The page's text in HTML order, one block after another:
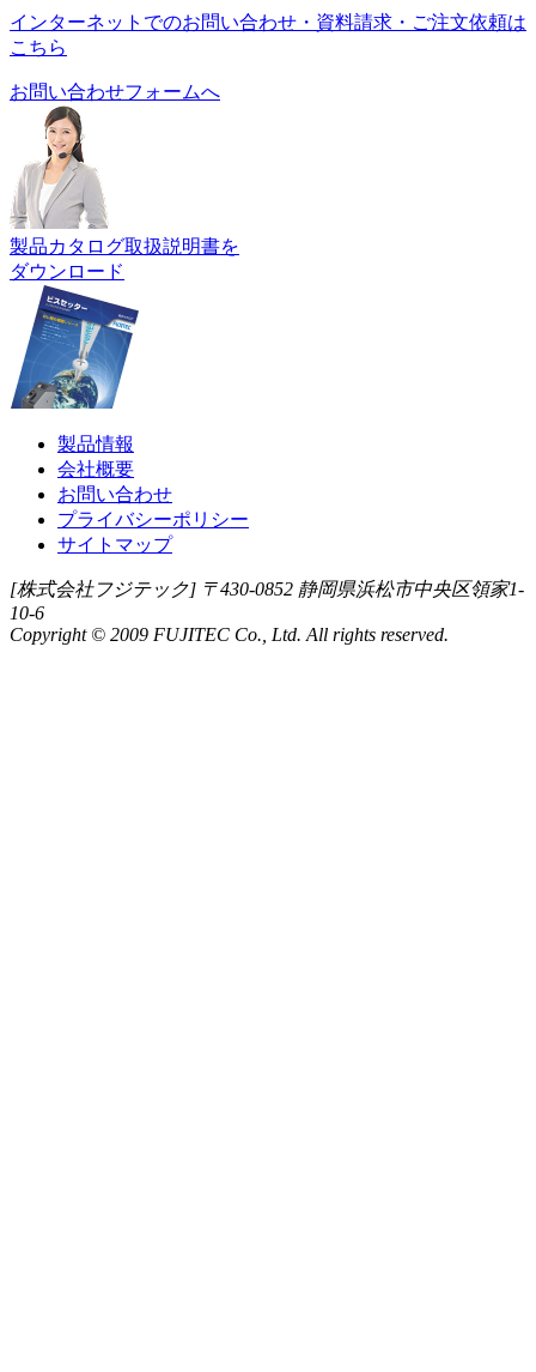
インターネットでのお問い合わせ・資料請求・ご注文依頼は
こちら
お問い合わせフォームへ
製品カタログ取扱説明書を
ダウンロード
製品情報
会社概要
お問い合わせ
プライバシーポリシー
サイトマップ
[株式会社フジテック] 〒430-0852 静岡県浜松市中央区領家1-
10-6
Copyright © 2009 FUJITEC Co., Ltd. All rights reserved.